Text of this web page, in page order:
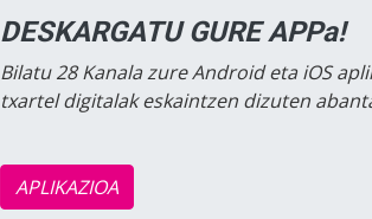
DESKARGATU GURE APPa!
Bilatu 28 Kanala zure Android eta iOS
txartel digitalak eskaintzen dizuten
APLIKAZIOA